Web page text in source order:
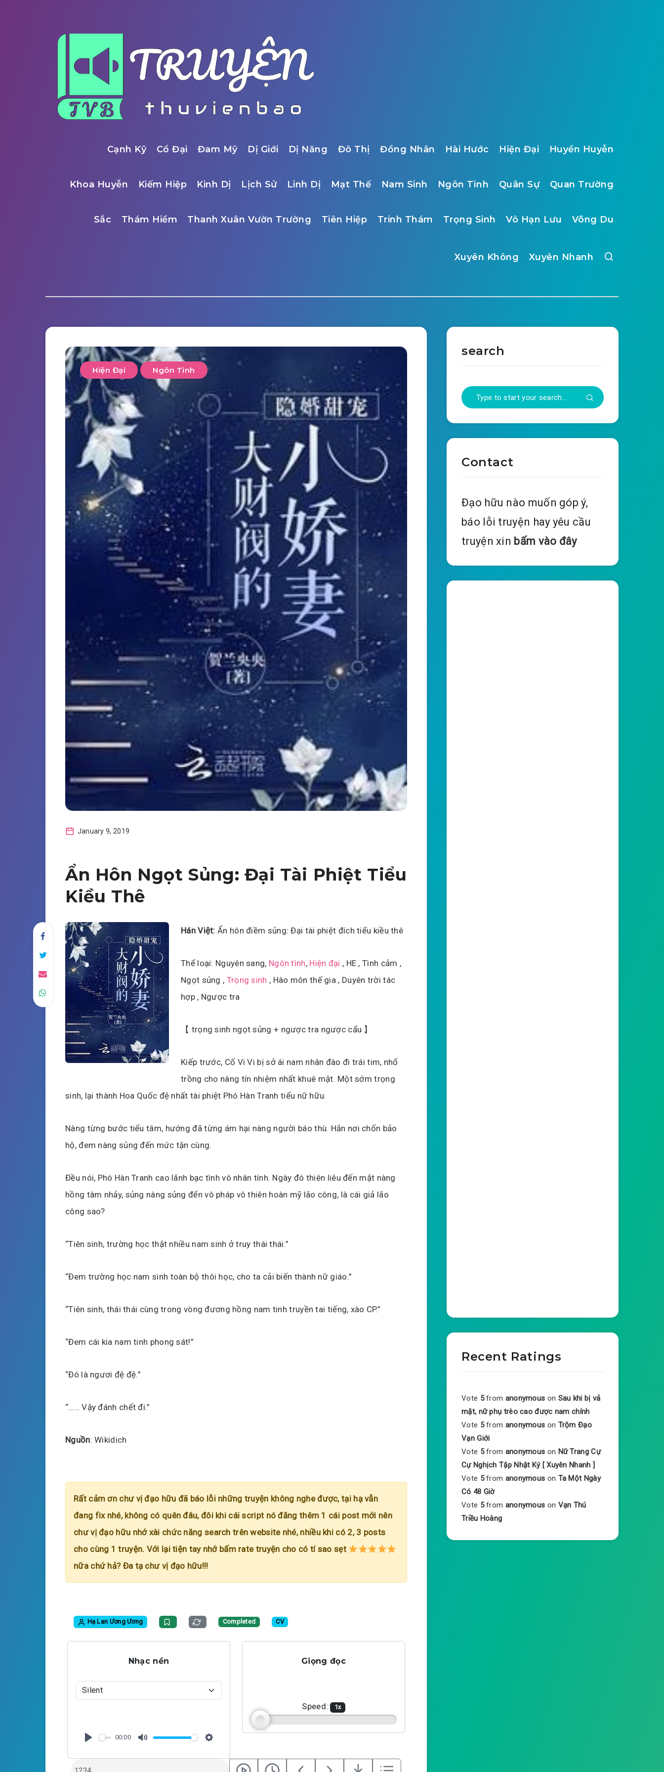
Cạnh Kỹ Cổ Đại Đam Mỹ Dị Giới Dị Năng Đô Thị Đồng Nhân Hài Hước Hiện Đại Huyền Huyễn
Khoa Huyễn Kiếm Hiệp Kinh Dị Lịch Sử Linh Dị Mạt Thế Nam Sinh Ngôn Tình Quân Sự Quan Trường
Sắc Thám Hiểm Thanh Xuân Vườn Trường Tiên Hiệp Trinh Thám Trọng Sinh Vô Hạn Lưu Võng Du
Xuyên Không Xuyên Nhanh
Hiện Đại Ngôn Tình
January 9, 2019
Ẩn Hôn Ngọt Sủng: Đại Tài Phiệt Tiểu
Kiều Thê
Hán Việt: Ẩn hôn điềm sủng: Đại tài phiệt đích tiểu kiều thê
Thể loại: Nguyên sang, Ngôn tình, Hiện đại , HE , Tình cảm ,
Ngọt sủng , Trọng sinh , Hào môn thế gia , Duyên trời tác
hợp , Ngược tra
【 trọng sinh ngọt sủng + ngược tra ngược cẩu 】
Kiếp trước, Cố Vi Vi bị sở ái nam nhân đào đi trái tim, nhổ
trồng cho nàng tín nhiệm nhất khuê mật. Một sớm trọng
sinh, lại thành Hoa Quốc đệ nhất tài phiệt Phó Hàn Tranh tiểu nữ hữu.
Nàng từng bước tiểu tâm, hướng đã từng ám hại nàng người báo thù. Hắn nơi chốn bảo
hộ, đem nàng sủng đến mức tận cùng.
Đều nói, Phó Hàn Tranh cao lãnh bạc tình vô nhân tính. Ngày đó thiên liêu đến mặt nàng
hồng tâm nhảy, sủng nàng sủng đến vô pháp vô thiên hoàn mỹ lão công, là cái giả lão
công sao?
“Tiên sinh, trường học thật nhiều nam sinh ở truy thái thái.”
“Đem trường học nam sinh toàn bộ thôi học, cho ta cải biến thành nữ giáo.”
“Tiên sinh, thái thái cùng trong vòng đương hồng nam tinh truyền tai tiếng, xào CP.”
“Đem cái kia nam tinh phong sát!”
“Đó là ngươi đệ đệ.”
“…… Vậy đánh chết đi.”
Nguồn: Wikidich
Rất cảm ơn chư vị đạo hữu đã báo lỗi những truyện không nghe được, tại hạ vẫn
đang fix nhé, không có quên đâu, đôi khi cái script nó đăng thêm 1 cái post mới nên
chư vị đạo hữu nhớ xài chức năng search trên website nhé, nhiều khi có 2, 3 posts
cho cùng 1 truyện. Với lại tiện tay nhớ bấm rate truyện cho có tí sao sẹt
nữa chứ hả? Đa tạ chư vị đạo hữu!!!
Hạ Lan Ương Ương Completed CV
Nhạc nền
00:00
Giọng đọc
Speed: 1x
search
Contact
Đạo hữu nào muốn góp ý,
báo lỗi truyện hay yêu cầu
truyện xin bấm vào đây
Recent Ratings
Vote 5 from anonymous on Sau khi bị vả
mặt, nữ phụ trèo cao được nam chính
Vote 5 from anonymous on Trộm Đạo
Vạn Giới
Vote 5 from anonymous on Nữ Trang Cự
Cự Nghịch Tập Nhật Ký [ Xuyên Nhanh ]
Vote 5 from anonymous on Ta Một Ngày
Có 48 Giờ
Vote 5 from anonymous on Vạn Thú
Triều Hoàng